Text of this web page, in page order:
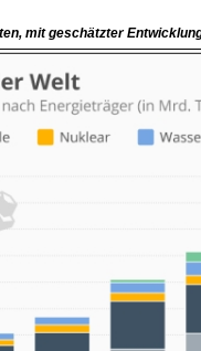
mit geschätzter